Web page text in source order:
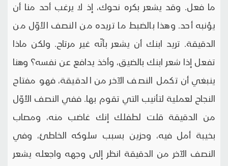
ما فعل. وقد يشعر بكره نحوك، إذ لا يرغب أحد منا أن
يؤنبه أحد. وهذا بالضبط ما تريده من النصف الأوّل من
الدقيقة. تريد ابنك أن يشعر بأنّه غير مرتاح. ولكن ماذا
تفعل إذا شعر ابنك بالضيق، وأخذ يدافع عن نفسه؟ وهنا
ينبغي أن تكمل النصف الآخر من الدقيقة، فهو مفتاح
النجاح لعملية لتأنيب التي تقوم بها. ففي النصف الأوّل
من الدقيقة قلت لطفلك إنك غاضب منه، ومصاب
بخيبة أمل فيه، وحزين بسبب سلوكه الخاطئ، وفي
النصف الآخر من الدقيقة انظر إلى وجهه واجعله يشعر